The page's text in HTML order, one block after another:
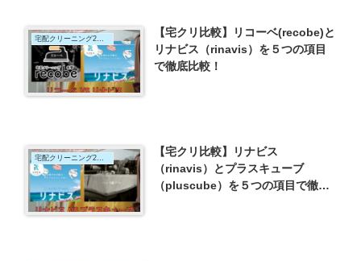
宅配クリーニング2社比較
【宅クリ比較】リコーベ(recobe)と
リナビス（rinavis）を５つの項目
で徹底比較！
宅配クリーニング2社比較
【宅クリ比較】リナビス
（rinavis）とプラスキューブ
（pluscube）を５つの項目で徹底